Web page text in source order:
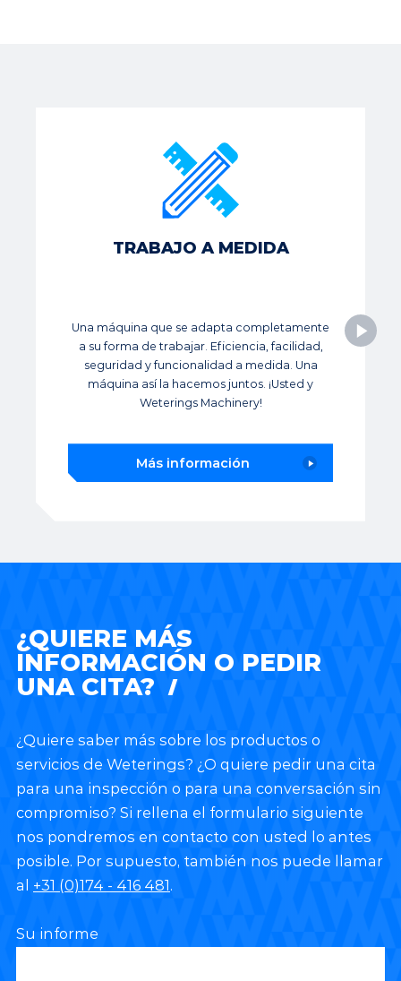
TRABAJO A MEDIDA
Una máquina que se adapta completamente
a su forma de trabajar. Eficiencia, facilidad,
seguridad y funcionalidad a medida. Una
máquina así la hacemos juntos. ¡Usted y
Weterings Machinery!
Más información
¿QUIERE MÁS
INFORMACIÓN O PEDIR
UNA CITA?
¿Quiere saber más sobre los productos o
servicios de Weterings? ¿O quiere pedir una cita
para una inspección o para una conversación sin
compromiso? Si rellena el formulario siguiente
nos pondremos en contacto con usted lo antes
posible. Por supuesto, también nos puede llamar
al +31 (0)174 - 416 481.
Su informe